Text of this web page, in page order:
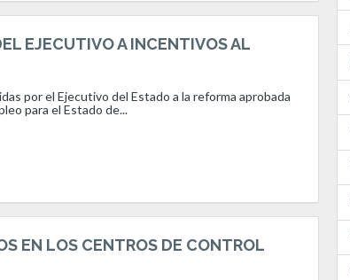
EJECUTIVO A INCENTIVOS AL
por el Ejecutivo del Estado a la reforma aprobada
para el Estado de...
EN LOS CENTROS DE CONTROL